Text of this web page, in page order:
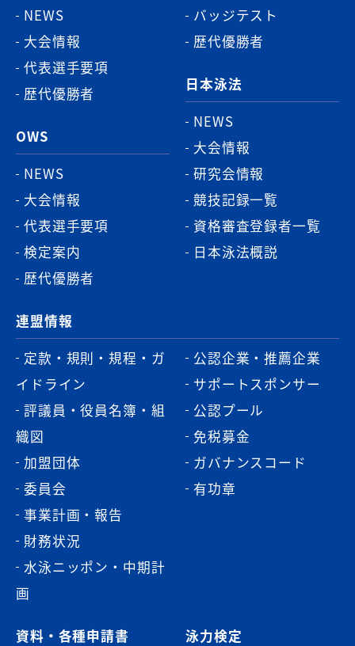
NEWS
大会情報
代表選手要項
歴代優勝者
OWS
NEWS
大会情報
代表選手要項
検定案内
歴代優勝者
バッジテスト
歴代優勝者
日本泳法
NEWS
大会情報
研究会情報
競技記録一覧
資格審査登録者一覧
日本泳法概説
連盟情報
定款・規則・規程・ガ
イドライン
評議員・役員名簿・組
織図
加盟団体
委員会
事業計画・報告
財務状況
水泳ニッポン・中期計
画
公認企業・推薦企業
サポートスポンサー
公認プール
免税募金
ガバナンスコード
有功章
資料・各種申請書
泳力検定